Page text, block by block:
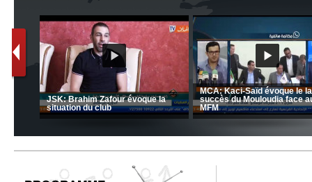
MCA: Kaci-Saïd évoque le
succès du Mouloudia face
MFM
JSK: Brahim Zafour évoque la
situation du club